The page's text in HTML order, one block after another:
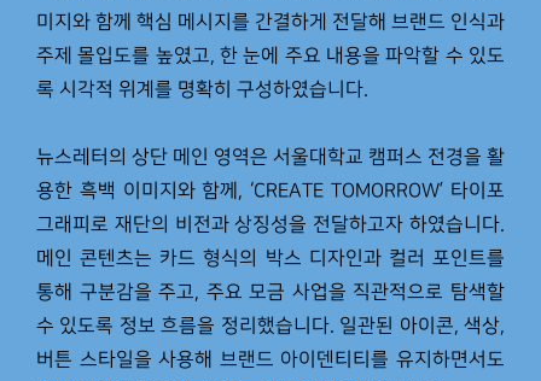
미지와 함께 핵심 메시지를 간결하게 전달해 브랜드 인식과
주제 몰입도를 높였고, 한 눈에 주요 내용을 파악할 수 있도
록 시각적 위계를 명확히 구성하였습니다.
뉴스레터의 상단 메인 영역은 서울대학교 캠퍼스 전경을 활
용한 흑백 이미지와 함께, ‘CREATE TOMORROW’ 타이포
그래피로 재단의 비전과 상징성을 전달하고자 하였습니다.
메인 콘텐츠는 카드 형식의 박스 디자인과 컬러 포인트를
통해 구분감을 주고, 주요 모금 사업을 직관적으로 탐색할
수 있도록 정보 흐름을 정리했습니다. 일관된 아이콘, 색상,
버튼 스타일을 사용해 브랜드 아이덴티티를 유지하면서도